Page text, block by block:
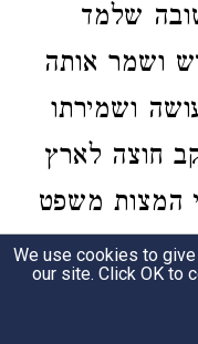
שלמד
ושמר אותה
ושמירתו
חוצה לארץ
המצות משפט
בחובת הגוף
שנתחדשה
We use cookies to
our site. Click OK to